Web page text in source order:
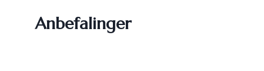
Anbefalinger